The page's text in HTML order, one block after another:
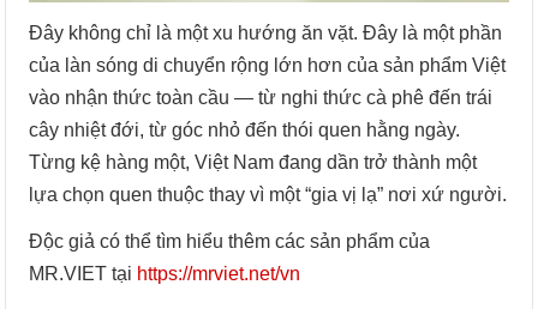
Đây không chỉ là một xu hướng ăn vặt. Đây là một phần
của làn sóng di chuyển rộng lớn hơn của sản phẩm Việt
vào nhận thức toàn cầu — từ nghi thức cà phê đến trái
cây nhiệt đới, từ góc nhỏ đến thói quen hằng ngày.
Từng kệ hàng một, Việt Nam đang dần trở thành một
lựa chọn quen thuộc thay vì một “gia vị lạ” nơi xứ người.
Độc giả có thể tìm hiểu thêm các sản phẩm của
MR.VIET tại https://mrviet.net/vn